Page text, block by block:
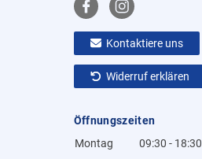
Kontaktiere uns
Widerruf erklären
Öffnungszeiten
Montag
09:30 - 18:30